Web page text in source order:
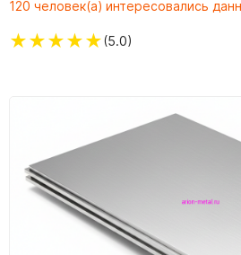
120 человек(а) интересовались
★★★★★(5.0)